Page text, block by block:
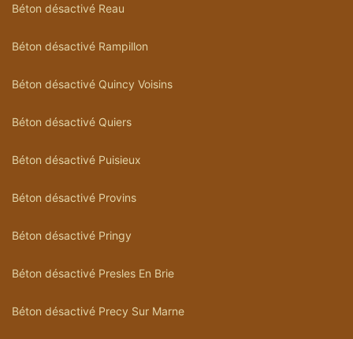
Béton désactivé Reau
Béton désactivé Rampillon
Béton désactivé Quincy Voisins
Béton désactivé Quiers
Béton désactivé Puisieux
Béton désactivé Provins
Béton désactivé Pringy
Béton désactivé Presles En Brie
Béton désactivé Precy Sur Marne